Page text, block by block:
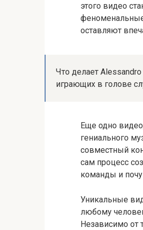
этого видео
оставляют
Что делает
играющих в голове
Еще одно
гениального
совместный
сам процесс
команды и
Уникальные
любому
Независимо от